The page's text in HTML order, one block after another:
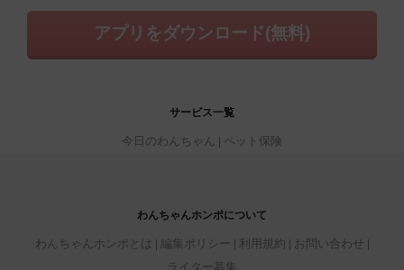
アプリをダウンロード(無料)
サービス一覧
今日のわんちゃん ペット保険
わんちゃんホンポについて
わんちゃんホンポとは 編集ポリシー 利用規約
お問い合わせ
ライター募集